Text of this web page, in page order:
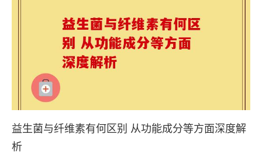
益生菌与纤维素有何区别 从功能成分等方面深度解
析